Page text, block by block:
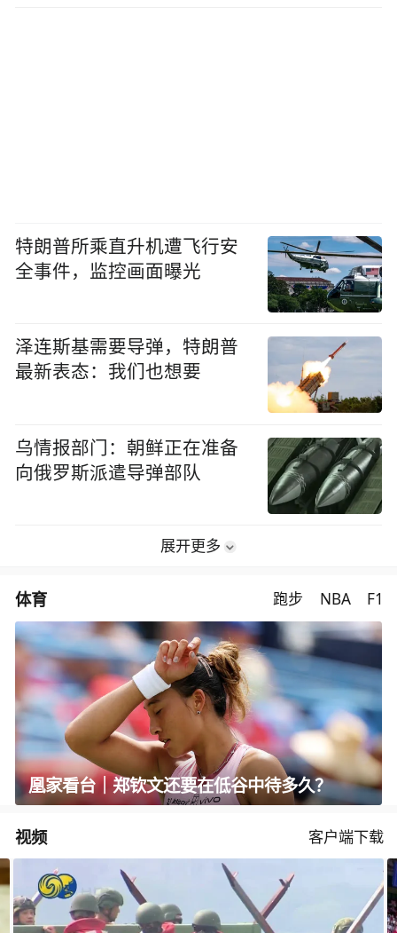
特朗普所乘直升机遭飞行安
全事件，监控画面曝光
泽连斯基需要导弹，特朗普
最新表态：我们也想要
乌情报部门：朝鲜正在准备
向俄罗斯派遣导弹部队
展开更多
体育 跑步 NBA F1
凰家看台｜郑钦文还要在低谷中待多久？
视频 客户端下载